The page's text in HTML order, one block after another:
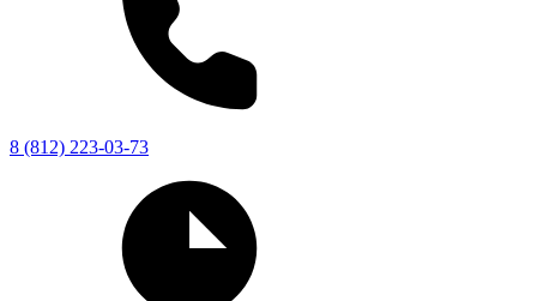
8 (812) 223-03-73